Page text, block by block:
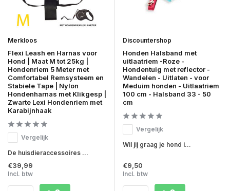
Merkloos
Flexi Leash en Harnas voor
Hond | Maat M tot 25kg |
Hondenriem 5 Meter met
Comfortabel Remsysteem en
Stabiele Tape | Nylon
Hondenharnas met Klikgesp |
Zwarte Lexi Hondenriem met
Karabijnhaak
Vergelijk
De huisdieraccessoires ...
€39,99
Incl. btw
Discountershop
Honden Halsband met
uitlaatriem -Roze -
Hondentuig met reflector -
Wandelen - Uitlaten - voor
Meduim honden - Uitlaatriem
100 cm - Halsband 33 - 50
cm
Vergelijk
Wil jij graag je hond i...
€9,50
Incl. btw